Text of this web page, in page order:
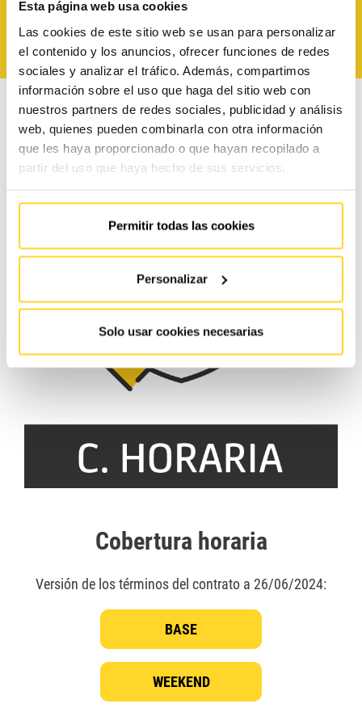
Esta página web usa cookies
Las cookies de este sitio web se usan para personalizar
el contenido y los anuncios, ofrecer funciones de redes
sociales y analizar el tráfico. Además, compartimos
información sobre el uso que haga del sitio web con
nuestros partners de redes sociales, publicidad y análisis
web, quienes pueden combinarla con otra información
que les haya proporcionado o que hayan recopilado a
partir del uso que haya hecho de sus servicios.
Permitir todas las cookies
Personalizar
Solo usar cookies necesarias
DESCARGAR
Cobertura horaria
Versión de los términos del contrato a 26/06/2024:
BASE
WEEKEND